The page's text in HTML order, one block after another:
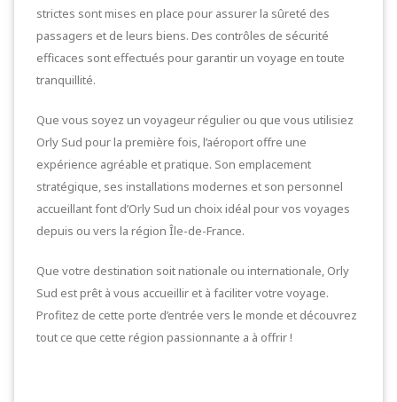
strictes sont mises en place pour assurer la sûreté des
passagers et de leurs biens. Des contrôles de sécurité
efficaces sont effectués pour garantir un voyage en toute
tranquillité.
Que vous soyez un voyageur régulier ou que vous utilisiez
Orly Sud pour la première fois, l’aéroport offre une
expérience agréable et pratique. Son emplacement
stratégique, ses installations modernes et son personnel
accueillant font d’Orly Sud un choix idéal pour vos voyages
depuis ou vers la région Île-de-France.
Que votre destination soit nationale ou internationale, Orly
Sud est prêt à vous accueillir et à faciliter votre voyage.
Profitez de cette porte d’entrée vers le monde et découvrez
tout ce que cette région passionnante a à offrir !